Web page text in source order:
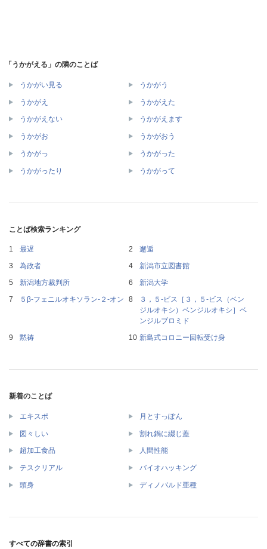
「うかがえる」の隣のことば
うかがい見る うかがう
うかがえ うかがえた
うかがえない うかがえます
うかがお うかがおう
うかがっ うかがった
うかがったり うかがって
ことば検索ランキング
最遅
邂逅
為政者
新潟市立図書館
新潟地方裁判所
新潟大学
５β‐フェニルオキソラン‐２‐オン
３，５‐ビス［３，５‐ビス（ベン
ジルオキシ）ベンジルオキシ］ベ
ンジルブロミド
黙祷
新島式コロニー回転受け身
新着のことば
エキスポ 月とすっぽん
図々しい 割れ鍋に綴じ蓋
超加工食品 人間性能
テスクリアル バイオハッキング
頭身 ディノバルド亜種
すべての辞書の索引